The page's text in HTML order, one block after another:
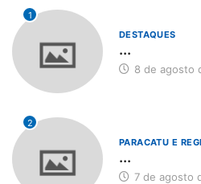
1
DESTAQUES
...
8 de agosto
2
PARACATU E
...
7 de agosto